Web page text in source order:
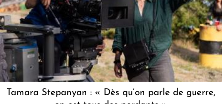
Tamara Stepanyan : « Dès qu’on parle de guerre,